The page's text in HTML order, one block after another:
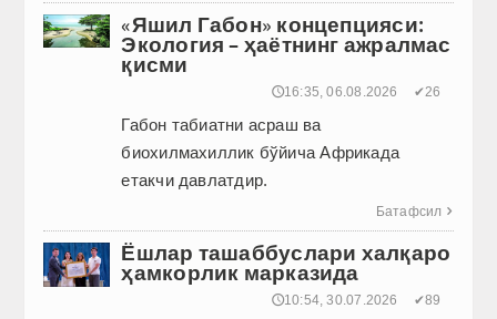
«Яшил Габон» концепцияси:
Экология – ҳаётнинг ажралмас
қисми
🕔16:35, 06.08.2026 ✔26
Габон табиатни асраш ва
биохилмахиллик бўйича Африкада
етакчи давлатдир.
Батафсил 
Ёшлар ташаббуслари халқаро
ҳамкорлик марказида
🕔10:54, 30.07.2026 ✔89